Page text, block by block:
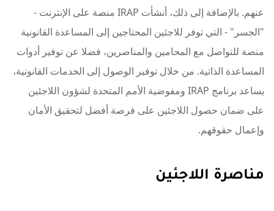
عنهم. بالإضافة إلى ذلك، أنشأت IRAP منصة على الإنترنت -
"الجسر" - التي توفر للاجئين المحتاجين إلى المساعدة القانونية
منصة للتواصل مع المحامين والمناصرين، فضلا عن توفير أدوات
المساعدة الذاتية. من خلال توفير الوصول إلى الخدمات القانونية،
يساعد برنامج IRAP ومفوضية الأمم المتحدة لشؤون اللاجئين
على ضمان حصول اللاجئين على فرصة أفضل لتحقيق الأمان
وإعمال حقوقهم.
مناصرة اللاجئين